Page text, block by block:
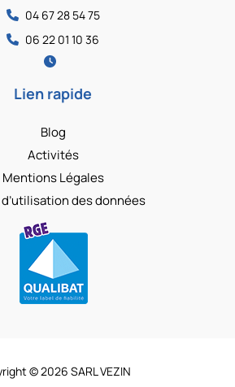
04 67 28 54 75
06 22 01 10 36
Lien rapide
Blog
Activités
Mentions Légales
des données
© 2026 SARL VEZIN